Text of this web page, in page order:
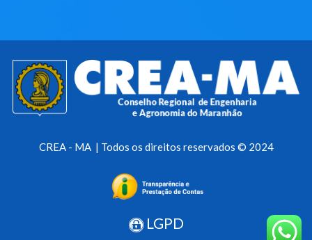
CREA - MA | Todos os direitos reservados © 2024
LGPD